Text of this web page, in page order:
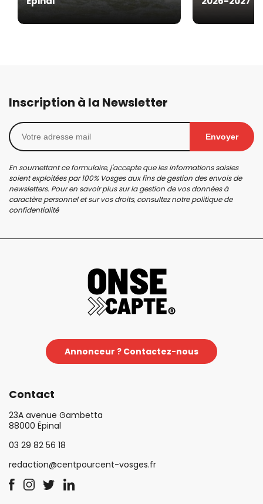
Inscription à la Newsletter
Envoyer
En soumettant ce formulaire, j'accepte que les informations saisies
soient exploitées par 100% Vosges aux fins de gestion des envois de
newsletters. Pour en savoir plus sur la gestion de vos données à
caractère personnel et sur vos droits, consultez notrepolitique de
confidentialité
Annonceur ? Contactez-nous
Contact
23A avenue Gambetta
88000 Épinal
03 29 82 56 18
redaction@centpourcent-vosges.fr